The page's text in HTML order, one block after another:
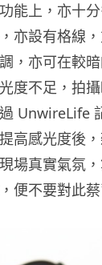
能上，亦十
亦設有格線
，亦可在較
度不足，拍
UnwireLife
高感光度後
場真實氣氛
便不要對此